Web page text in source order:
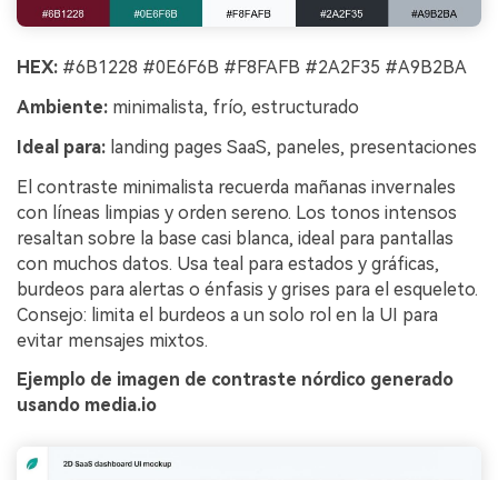
HEX: #6B1228 #0E6F6B #F8FAFB #2A2F35 #A9B2BA
Ambiente: minimalista, frío, estructurado
Ideal para: landing pages SaaS, paneles, presentaciones
El contraste minimalista recuerda mañanas invernales
con líneas limpias y orden sereno. Los tonos intensos
resaltan sobre la base casi blanca, ideal para pantallas
con muchos datos. Usa teal para estados y gráficas,
burdeos para alertas o énfasis y grises para el esqueleto.
Consejo: limita el burdeos a un solo rol en la UI para
evitar mensajes mixtos.
Ejemplo de imagen de contraste nórdico generado
usando media.io